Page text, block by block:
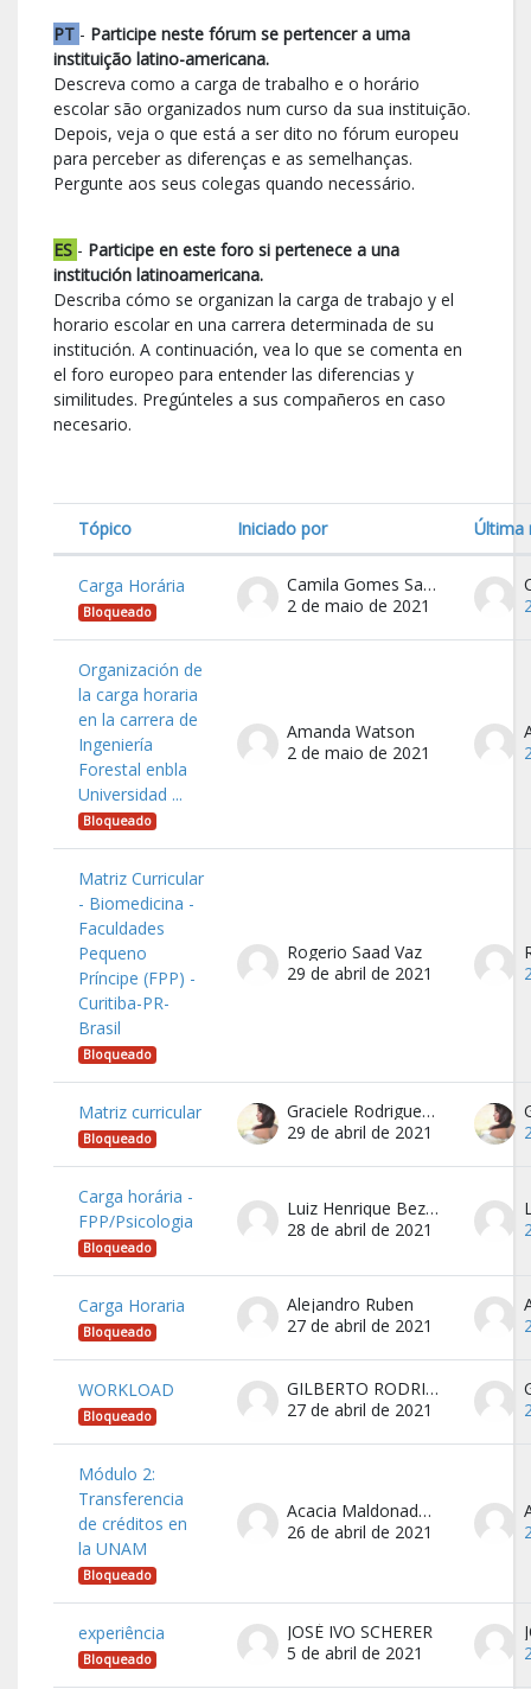
PT - Participe neste fórum se pertencer a uma
instituição latino-americana.
Descreva como a carga de trabalho e o horário
escolar são organizados num curso da sua instituição.
Depois, veja o que está a ser dito no fórum europeu
para perceber as diferenças e as semelhanças.
Pergunte aos seus colegas quando necessário.
ES - Participe en este foro si pertenece a una
institución latinoamericana.
Describa cómo se organizan la carga de trabajo y el
horario escolar en una carrera determinada de su
institución. A continuación, vea lo que se comenta en
el foro europeo para entender las diferencias y
similitudes. Pregúnteles a sus compañeros en caso
necesario.
Lista de tópicos. A mostrar 59 de
Estado
Tópico Iniciado por Última
Carga Horária
Bloqueado
Camila Gomes Sant' Anna
2 de maio de 2021
Organización de
la carga horaria
en la carrera de
Ingeniería
Forestal enbla
Universidad ...
Bloqueado
Amanda Watson
2 de maio de 2021
Matriz Curricular
- Biomedicina -
Faculdades
Pequeno
Príncipe (FPP) -
Curitiba-PR-
Brasil
Bloqueado
Rogerio Saad Vaz
29 de abril de 2021
Matriz curricular
Bloqueado
Graciele Rodrigues Borges de Almeida
29 de abril de 2021
Carga horária -
FPP/Psicologia
Bloqueado
Luiz Henrique Bezerra
28 de abril de 2021
Carga Horaria
Bloqueado
Alejandro Ruben
27 de abril de 2021
WORKLOAD
Bloqueado
GILBERTO RODRIGUES CARNEIRO
27 de abril de 2021
Módulo 2:
Transferencia
de créditos en
la UNAM
Bloqueado
Acacia Maldonado Valera
26 de abril de 2021
experiência
Bloqueado
JOSÉ IVO SCHERER
5 de abril de 2021